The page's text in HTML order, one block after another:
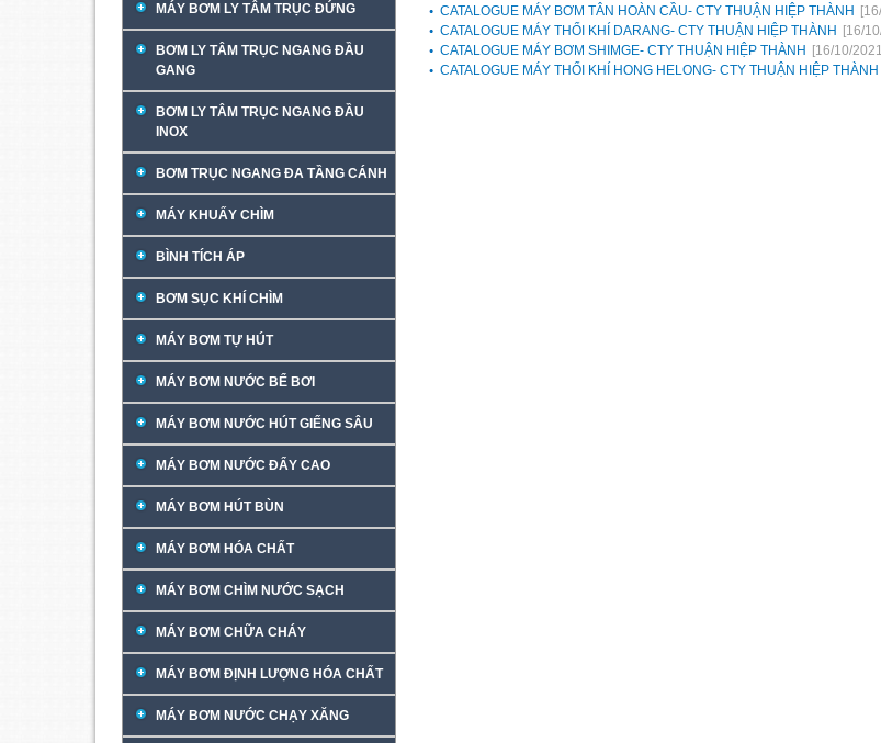
MÁY BƠM LY TÂM TRỤC ĐỨNG
BƠM LY TÂM TRỤC NGANG ĐẦU
GANG
BƠM LY TÂM TRỤC NGANG ĐẦU
INOX
BƠM TRỤC NGANG ĐA TẦNG CÁNH
MÁY KHUẤY CHÌM
BÌNH TÍCH ÁP
BƠM SỤC KHÍ CHÌM
MÁY BƠM TỰ HÚT
MÁY BƠM NƯỚC BỂ BƠI
MÁY BƠM NƯỚC HÚT GIẾNG SÂU
MÁY BƠM NƯỚC ĐẨY CAO
MÁY BƠM HÚT BÙN
MÁY BƠM HÓA CHẤT
MÁY BƠM CHÌM NƯỚC SẠCH
MÁY BƠM CHỮA CHÁY
MÁY BƠM ĐỊNH LƯỢNG HÓA CHẤT
MÁY BƠM NƯỚC CHẠY XĂNG
CATALOGUE MÁY BƠM TÂN HOÀN CẦU- CTY THUẬN HIỆP THÀNH
CATALOGUE MÁY THỔI KHÍ DARANG- CTY THUẬN HIỆP THÀNH
[16/
CATALOGUE MÁY BƠM SHIMGE- CTY THUẬN HIỆP THÀNH
[16/10/
CATALOGUE MÁY THỔI KHÍ HONG HELONG- CTY THUẬN HIỆP THÀNH